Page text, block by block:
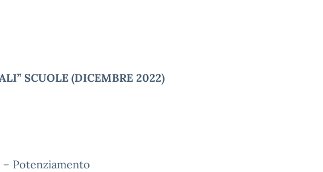
SCUOLE (DICEMBRE 2022)
Potenziamento